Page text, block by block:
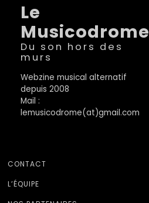
Le
Musicodrome
Du son hors des
murs
Webzine musical alternatif
depuis 2008
Mail :
lemusicodrome(at)gmail.com
CONTACT
L’ÉQUIPE